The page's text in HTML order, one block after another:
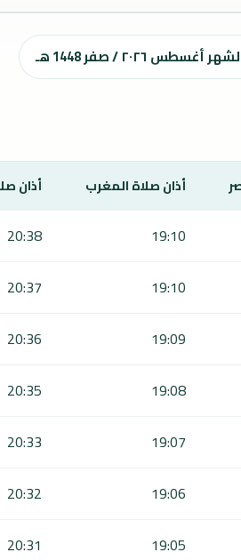
٢٠٢٦ / صفر 1448 هـ
أذان صلاة المغرب أذان
19:10
20:38
19:10
20:37
19:09
20:36
19:08
20:35
19:07
20:33
19:06
20:32
19:05
20:31